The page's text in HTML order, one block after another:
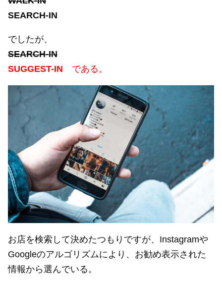
SEARCH-IN
でしたが、
SEARCH-IN
SUGGEST-IN である。
お店を検索して決めたつもりですが、Instagramや
Googleのアルゴリズムにより、お勧め表示された
情報から選んでいる。